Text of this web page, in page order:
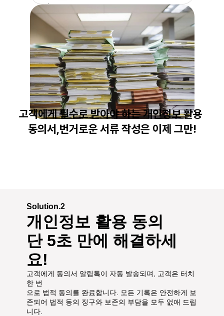
고객에게 필수로 받아야 하는 개인정보 활용
동의서,번거로운 서류 작성은 이제 그만!
Solution.2
개인정보 활용 동의
단 5초 만에 해결하세
요!
고객에게 동의서 알림톡이 자동 발송되며, 고객은 터치
한 번
으로 법적 동의를 완료합니다. 모든 기록은 안전하게 보
존되어 법적 동의 징구와 보존의 부담을 모두 없애 드립
니다.